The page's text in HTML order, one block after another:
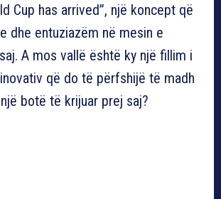
Cup has arrived”, një koncept që
dhe entuziazëm në mesin e
A mos vallë është ky një fillim i
që do të përfshijë të madh
botë të krijuar prej saj?